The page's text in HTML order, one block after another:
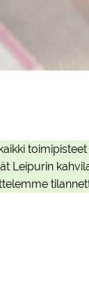
Leipurin